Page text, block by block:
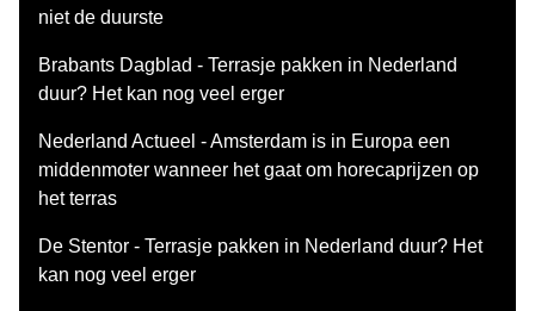
niet de duurste
Brabants Dagblad - Terrasje pakken in Nederland
duur? Het kan nog veel erger
Nederland Actueel - Amsterdam is in Europa een
middenmoter wanneer het gaat om horecaprijzen op
het terras
De Stentor - Terrasje pakken in Nederland duur? Het
kan nog veel erger